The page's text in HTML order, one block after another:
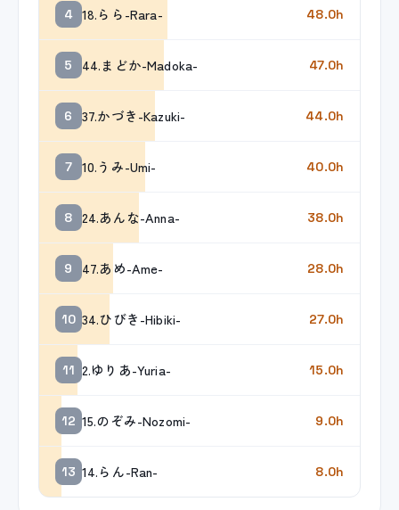
4 18.らら-Rara- 48.0h
5 44.まどか-Madoka- 47.0h
6 37.かづき-Kazuki- 44.0h
7 10.うみ-Umi- 40.0h
8 24.あんな-Anna- 38.0h
9 47.あめ-Ame- 28.0h
10 34.ひびき-Hibiki- 27.0h
11 2.ゆりあ-Yuria- 15.0h
12 15.のぞみ-Nozomi- 9.0h
13 14.らん-Ran- 8.0h